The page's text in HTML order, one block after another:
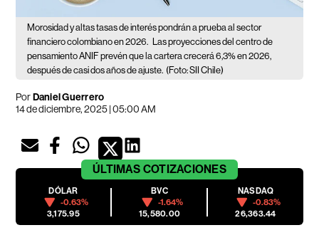
Morosidad y altas tasas de interés pondrán a prueba al sector
financiero colombiano en 2026. Las proyecciones del centro de
pensamiento ANIF prevén que la cartera crecerá 6,3% en 2026,
después de casi dos años de ajuste. (Foto: SII Chile)
PorDaniel Guerrero
14 de diciembre, 2025 | 05:00 AM
ÚLTIMAS COTIZACIONES
DÓLAR
-0.63%
3,175.95
BVC
-1.64%
15,580.00
NASDAQ
-0.83%
26,363.44